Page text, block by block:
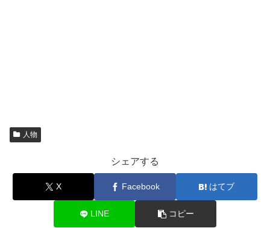
人物
シェアする
X Facebook はてブ
LINE コピー